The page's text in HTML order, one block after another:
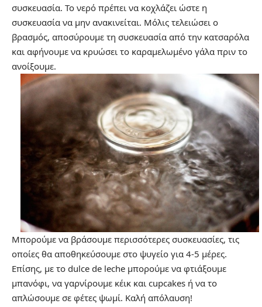
συσκευασία. Το νερό πρέπει να κοχλάζει ώστε η
συσκευασία να μην ανακινείται. Μόλις τελειώσει ο
βρασμός, αποσύρουμε τη συσκευασία από την κατσαρόλα
και αφήνουμε να κρυώσει το καραμελωμένο γάλα πριν το
ανοίξουμε.
Μπορούμε να βράσουμε περισσότερες συσκευασίες, τις
οποίες θα αποθηκεύσουμε στο ψυγείο για 4-5 μέρες.
Επίσης, με το dulce de leche μπορούμε να φτιάξουμε
μπανόφι, να γαρνίρουμε κέικ και cupcakes ή να το
απλώσουμε σε φέτες ψωμί. Καλή απόλαυση!